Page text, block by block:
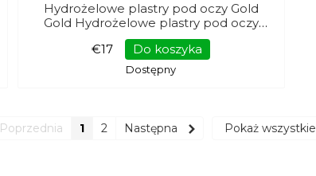
Hydrożelowe plastry pod oczy Gold
Gold Hydrożelowe plastry pod oczy
Petitfee & Koelf 60 szt.
€17 Do koszyka
Dostępny
Poprzednia 1 2 Następna Pokaż wszystkie